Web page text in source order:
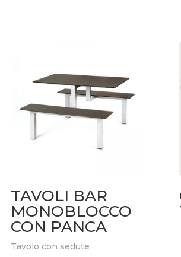
TAVOLI BAR
MONOBLOCCO
CON PANCA
Tavolo con sedute